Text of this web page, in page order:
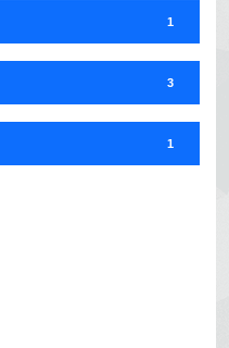
1
3
1